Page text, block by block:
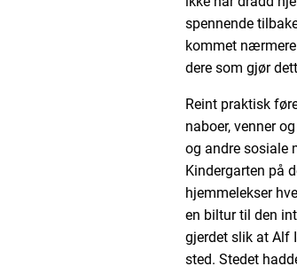
spennende
kommet
dere som gjør
Reint praktisk
naboer, venner
og andre sosiale
Kindergarten på
hjemmelekser
en biltur til den
gjerdet slik at Alf
sted. Stedet